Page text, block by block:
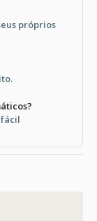
próprios